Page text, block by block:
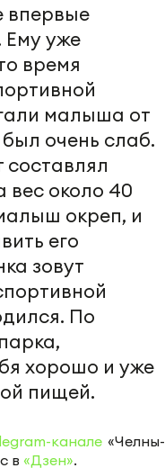
впервые
Ему уже
время
малыша от
очень слаб.
вес около 40
окреп, и
его
зовут
По
хорошо и уже
пищей.
канале «Челны-
в «Дзен».